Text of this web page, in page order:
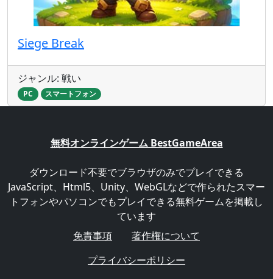
Siege Break
ジャンル: 戦い
PC スマートフォン
無料オンラインゲーム BestGameArea
ダウンロード不要でブラウザのみでプレイできる
JavaScript、Html5、Unity、WebGLなどで作られたスマー
トフォンやパソコンでもプレイできる無料ゲームを掲載し
ています
免責事項
著作権について
プライバシーポリシー